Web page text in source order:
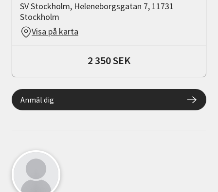
SV Stockholm, Heleneborgsgatan 7, 11731
Stockholm
Visa på karta
2 350 SEK
Anmäl dig